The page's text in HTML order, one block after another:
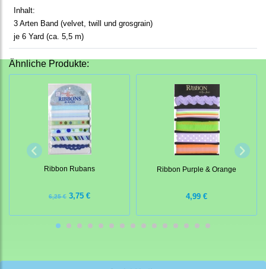
Inhalt:
3 Arten Band (velvet, twill und grosgrain)
je 6 Yard (ca. 5,5 m)
Ähnliche Produkte:
Ribbon Rubans
6,25 € 3,75 €
Ribbon Purple & Orange
4,99 €